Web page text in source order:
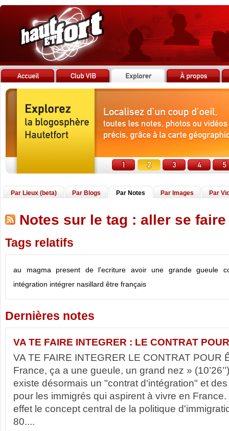
Par Lieux (beta) Par Blogs Par Notes Par Images Par
Notes sur le tag : aller se
Tags relatifs
au magma present de l'ecriture avoir une grande gueule
intégration intégrer nasillard être français
Dernières notes
VA TE FAIRE INTEGRER : LE CONTRAT
VA TE FAIRE INTEGRER LE CONTRAT POUR
France, ça a une gueule, un grand nez »
existe désormais un "contrat d'intégration" et
pour les immigrés qui aspirent à vivre en
effet le concept central de la politique
80....